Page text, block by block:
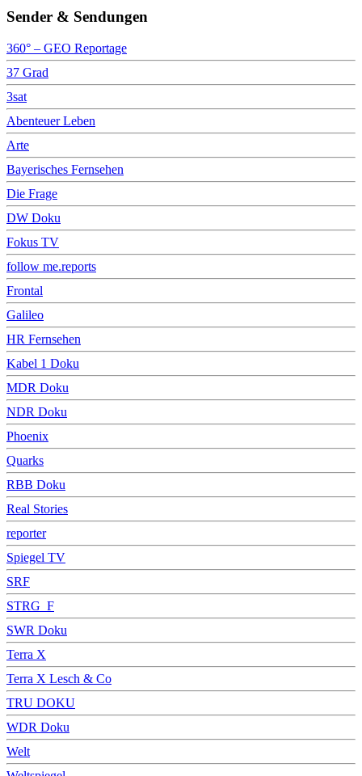
Sender & Sendungen
360° – GEO Reportage
37 Grad
3sat
Abenteuer Leben
Arte
Bayerisches Fernsehen
Die Frage
DW Doku
Fokus TV
follow me.reports
Frontal
Galileo
HR Fernsehen
Kabel 1 Doku
MDR Doku
NDR Doku
Phoenix
Quarks
RBB Doku
Real Stories
reporter
Spiegel TV
SRF
STRG_F
SWR Doku
Terra X
Terra X Lesch & Co
TRU DOKU
WDR Doku
Welt